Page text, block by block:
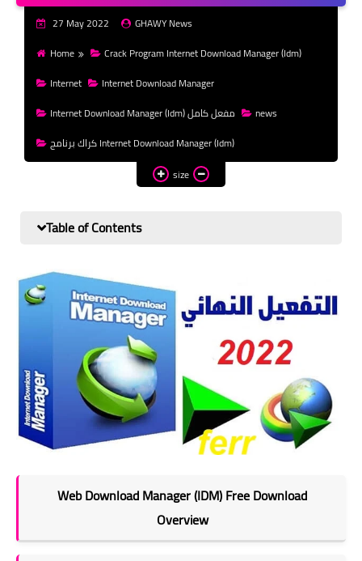
css
27 May 2022
GHAWY News
Home
Crack Program Internet Download Manager (Idm)
Internet
Internet Download Manager
Internet Download Manager (Idm) مفعل كامل
news
كراك برنامج Internet Download Manager (Idm)
size
Table of Contents
Web Download Manager (IDM) Free Download
Overview